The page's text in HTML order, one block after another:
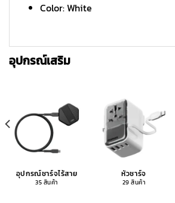
Color: White
อุปกรณ์เสริม
อุปกรณ์ชาร์จไร้สาย
35 สินค้า
หัวชาร์จ
29 สินค้า